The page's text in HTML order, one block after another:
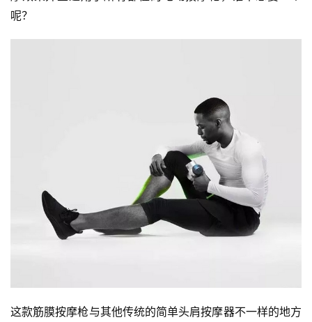
呢？
这款筋膜按摩枪与其他传统的简单头肩按摩器不一样的地方